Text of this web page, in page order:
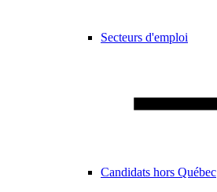
Secteurs d'emploi
Candidats hors Québec